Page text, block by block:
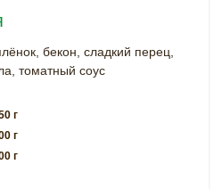
бекон, сладкий перец,
томатный соус
г
г
г